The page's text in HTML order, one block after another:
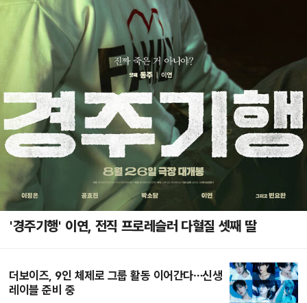
'경주기행' 이연, 전직 프로레슬러 다혈질 셋째 딸
더보이즈, 9인 체제로 그룹 활동 이어간다…신생
레이블 준비 중